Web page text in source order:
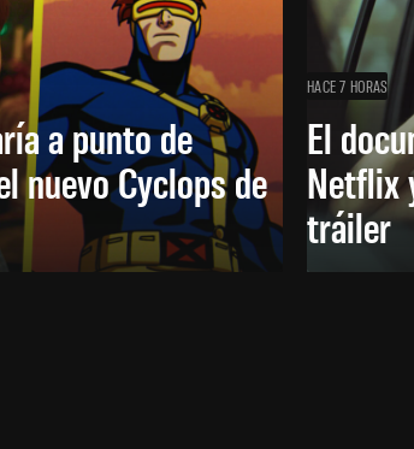
a punto de
nuevo Cyclops de
HACE 7 HORAS
El
Netflix
tráiler